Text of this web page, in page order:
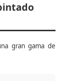
gran gama de